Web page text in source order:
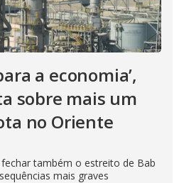
a economia’,
sobre mais um
no Oriente
também o estreito de Bab
mais graves